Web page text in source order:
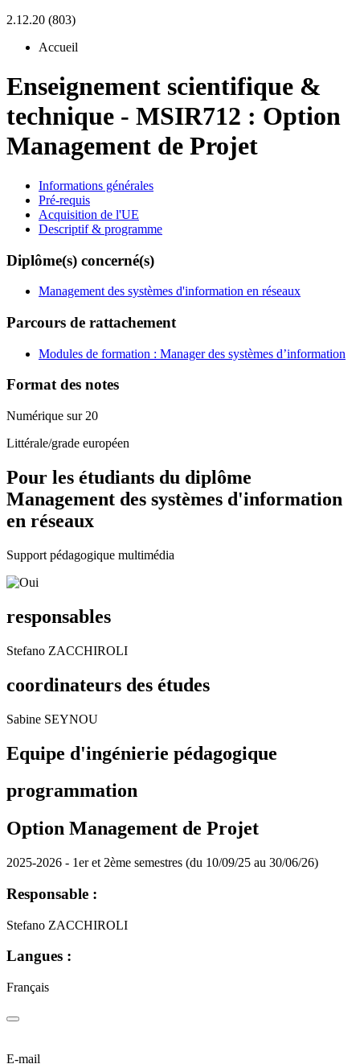
2.12.20 (803)
Accueil
Enseignement scientifique &
technique - MSIR712 : Option
Management de Projet
Informations générales
Pré-requis
Acquisition de l'UE
Descriptif & programme
Diplôme(s) concerné(s)
Management des systèmes d'information en réseaux
Parcours de rattachement
Modules de formation : Manager des systèmes d’information
Format des notes
Numérique sur 20
Littérale/grade européen
Pour les étudiants du diplôme
Management des systèmes d'information
en réseaux
Support pédagogique multimédia
responsables
Stefano ZACCHIROLI
coordinateurs des études
Sabine SEYNOU
Equipe d'ingénierie pédagogique
programmation
Option Management de Projet
2025-2026 - 1er et 2ème semestres (du 10/09/25 au 30/06/26)
Responsable :
Stefano ZACCHIROLI
Langues :
Français
E-mail